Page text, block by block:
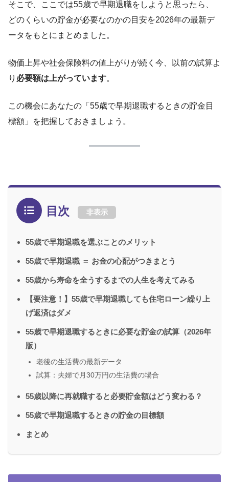
そこで、ここでは55歳で早期退職をしようと思ったら、
どのくらいの貯金が必要なのかの目安を2026年の最新デ
ータをもとにまとめました。
物価上昇や社会保険料の値上がりが続く今、以前の試算よ
り 必要額は上がっています。
この機会にあなたの「55歳で早期退職するときの貯金目
標額」を把握しておきましょう。
目次 非表示
55歳で早期退職を選ぶことのメリット
55歳で早期退職 ＝ お金の心配がつきまとう
55歳から寿命を全うするまでの人生を考えてみる
【要注意！】55歳で早期退職しても住宅ローン繰り上
げ返済はダメ
55歳で早期退職するときに必要な貯金の試算（2026年
版）
老後の生活費の最新データ
試算：夫婦で月30万円の生活費の場合
55歳以降に再就職すると必要貯金額はどう変わる？
55歳で早期退職するときの貯金の目標額
まとめ